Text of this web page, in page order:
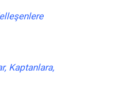
Kaptanlara,